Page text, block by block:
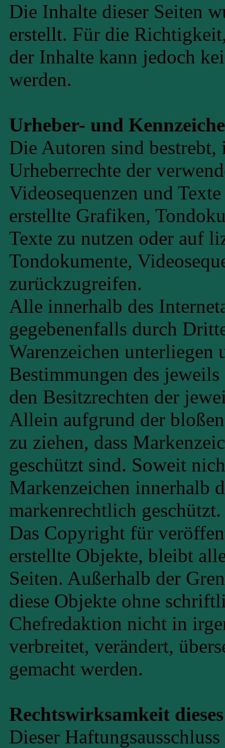
Die Inhalte dieser Seiten
erstellt. Für die
der Inhalte kann jedoch
werden.
Urheber- und
Die Autoren sind
Urheberrechte der
Videosequenzen und
erstellte Grafiken,
Texte zu nutzen oder auf
Tondokumente,
zurückzugreifen.
Alle innerhalb des
gegebenenfalls durch
Warenzeichen unterliegen
Bestimmungen des
den Besitzrechten der
Allein aufgrund der
zu ziehen, dass
geschützt sind. Soweit
Markenzeichen innerhalb
markenrechtlich geschützt.
Das Copyright für
erstellte Objekte, bleibt
Seiten. Außerhalb der
diese Objekte ohne
Chefredaktion nicht in
verbreitet, verändert,
gemacht werden.
Rechtswirksamkeit
Dieser